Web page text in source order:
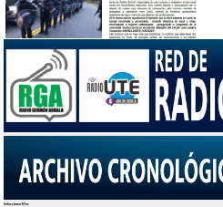
Seleccionar Mes